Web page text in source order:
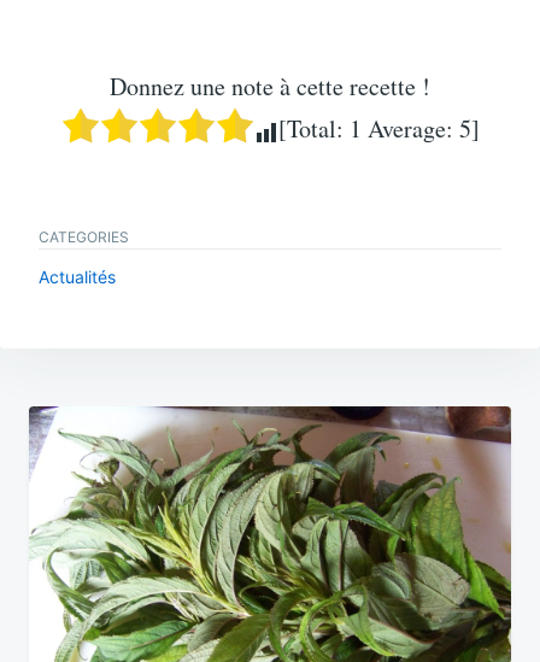
Donnez une note à cette recette !
[Total: 1 Average: 5]
CATEGORIES
Actualités
Navigation
de
l’article